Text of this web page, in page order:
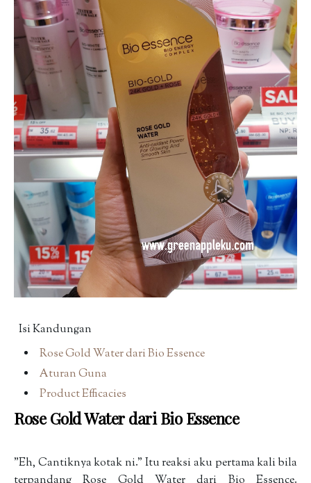
Isi Kandungan
Rose Gold Water dari Bio Essence
Aturan Guna
Product Efficacies
Rose Gold Water dari Bio Essence
"Eh, Cantiknya kotak ni." Itu reaksi aku pertama kali bila